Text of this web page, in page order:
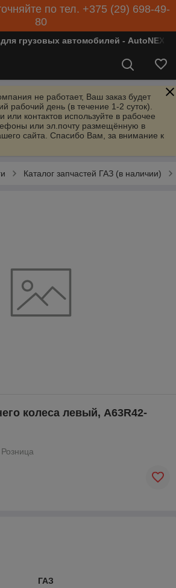
по тел. +375 (29) 698-49-
80
грузовых автомобилей - AutoNEXT
не работает, Ваш заказ будет
рабочий день (в течение 1-2 суток).
или контактов используйте в рабочее
или эл.почту размещённую в
сайта. Спасибо Вам, за внимание к
Каталог запчастей ГАЗ (в наличии)
колеса левый, А63R42-
Розница
ГАЗ